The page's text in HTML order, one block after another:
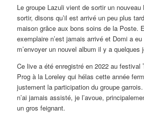
Le groupe Lazuli vient de sortir un
sortir, disons qu’il est arrivé un peu plus
maison grâce aux bons soins de la Poste.
exemplaire n’est jamais arrivé et Domi a
m’envoyer un nouvel album il y a quelques
Ce live a été enregistré en 2022 au festival
Prog à la Loreley qui hélas cette année
justement la participation du groupe
n’ai jamais assisté, je l’avoue,
un gros feignant.